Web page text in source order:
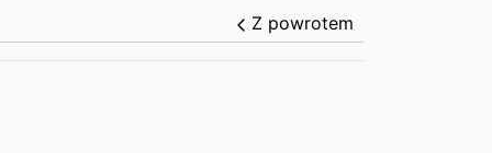
Z powrotem